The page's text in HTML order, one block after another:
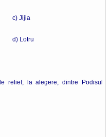
relief, la alegere, dintre Podisul